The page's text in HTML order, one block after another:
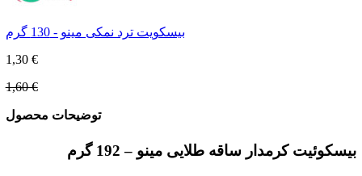
بیسکویت ترد نمکی مینو - 130 گرم
1,30 €
1,60 €
توضیحات محصول
بیسکوئیت کرمدار ساقه طلایی مینو – 192 گرم